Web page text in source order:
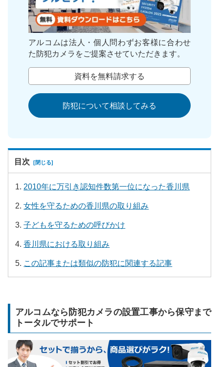
アルコムは法人・個人問わずお客様に合わせ
た防犯カメラをご提案させていただきます。
資料を無料請求する
防犯について相談してみる
目次
2010年に万引き認知件数第一位になった香川県
女性を守るための香川県の取り組み
子どもを守るための呼びかけ
香川県における取り組み
この記事または類似の防犯に関連する記事
アルコムなら防犯カメラの設置工事から保守まで
トータルでサポート